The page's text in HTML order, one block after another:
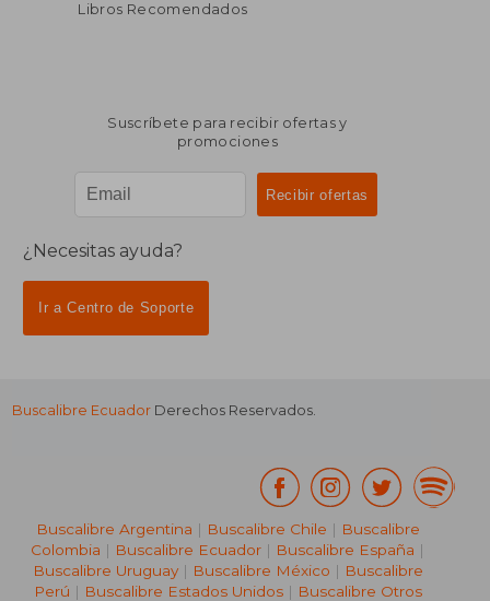
Libros Recomendados
Suscríbete para recibir ofertas y
promociones
¿Necesitas ayuda?
Ir a Centro de Soporte
Buscalibre Ecuador Derechos Reservados.
Buscalibre Argentina | Buscalibre Chile | Buscalibre
Colombia | Buscalibre Ecuador | Buscalibre España |
Buscalibre Uruguay| Buscalibre México | Buscalibre
Perú | Buscalibre Estados Unidos| Buscalibre Otros